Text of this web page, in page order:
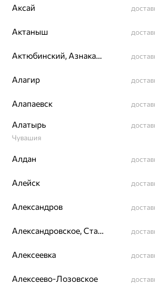
603
Купить
Нужна помощь
Описание
Аксай
Актаныш
Актюбинский, Азнакаевский район
Алагир
Алапаевск
Алатырь
Чувашия
Алдан
Алейск
Александров
Александровское, Ставропольский край
Алексеевка
Алексеево-Лозовское